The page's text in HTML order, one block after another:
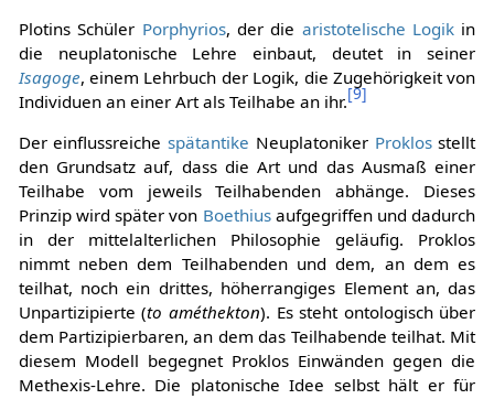
Plotins Schüler Porphyrios, der die aristotelische Logikin
die neuplatonische Lehre einbaut, deutet in seiner
Isagoge, einem Lehrbuch der Logik, die Zugehörigkeit von
Individuen an einer Art als Teilhabe an ihr.[9]
Der einflussreichespätantike Neuplatoniker Proklosstellt
den Grundsatz auf, dass die Art und das Ausmaß einer
Teilhabe vom jeweils Teilhabenden abhänge. Dieses
Prinzip wird später von Boethiusaufgegriffen und dadurch
in der mittelalterlichen Philosophie geläufig. Proklos
nimmt neben dem Teilhabenden und dem, an dem es
teilhat, noch ein drittes, höherrangiges Element an, das
Unpartizipierte (to améthekton). Es steht ontologisch über
dem Partizipierbaren, an dem das Teilhabende teilhat. Mit
diesem Modell begegnet Proklos Einwänden gegen die
Methexis-Lehre. Die platonische Idee selbst hält er für